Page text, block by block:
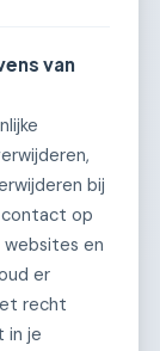
van
bij
contact op
en
er
recht
in je